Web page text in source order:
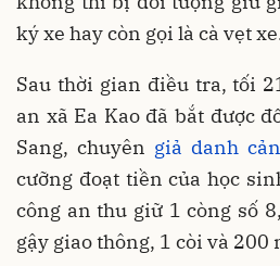
ký xe hay còn gọi là cà vẹt
Sau thời gian điều tra, tối
an xã Ea Kao đã bắt được
Sang, chuyên giả danh
cưỡng đoạt tiền của học
công an thu giữ 1 còng số
gậy giao thông, 1 còi và 200